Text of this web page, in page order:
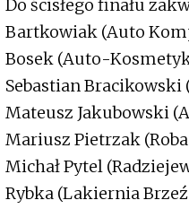
Do ścisłego finału
Bartkowiak (Auto
Bosek (Auto-
Sebastian Bracikowski
Mateusz Jakubowski
Mariusz Pietrzak
Michał Pytel
Rybka (Lakiernia